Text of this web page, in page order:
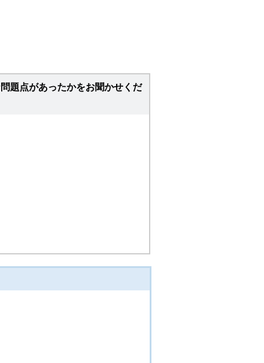
題点があったかをお聞かせくだ